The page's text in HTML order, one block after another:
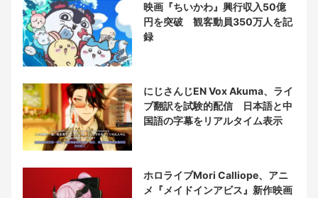
映画『ちいかわ』興行収入50億
円を突破 観客動員350万人を記
録
にじさんじEN Vox Akuma、ライ
ブ翻訳を試験的配信 日本語と中
国語の字幕をリアルタイム表示
ホロライブMori Calliope、アニ
メ『メイドインアビス』新作映画